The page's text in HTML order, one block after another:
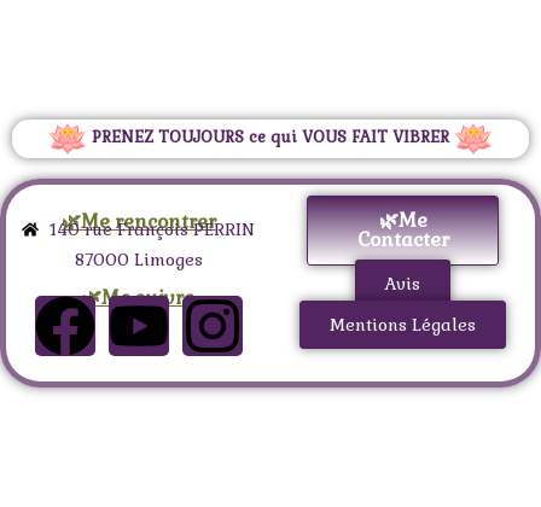
PRENEZ TOUJOURS ce qui VOUS FAIT VIBRER
🌿Me rencontrer
140 rue François PERRIN
87000 Limoges
🌿Me
Contacter
🌿Me suivre
Avis
Mentions Légales